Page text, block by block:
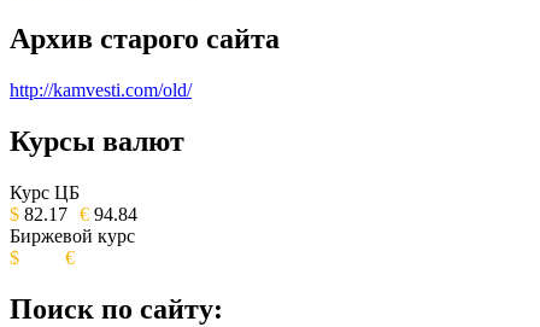
Архив старого сайта
http://kamvesti.com/old/
ОБЩЕСТВЕННО-ПОЛИТИЧЕСКОЕ
ИЗДАНИЕ КАМЧАТСКОГО КРАЯ.
Курсы валют
Курс ЦБ
$ 82.17 € 94.84
Биржевой курс
$
€
Поиск по сайту: